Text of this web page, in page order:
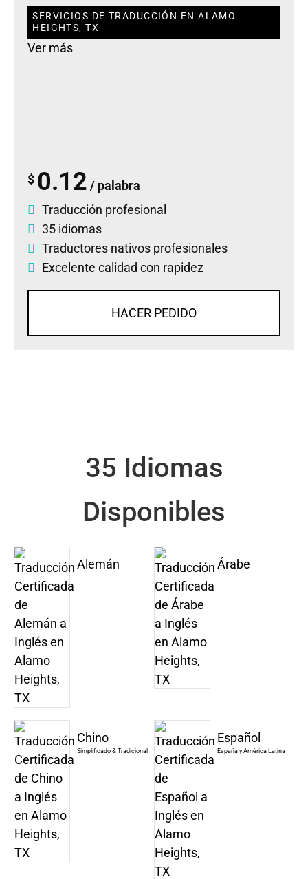
SERVICIOS DE TRADUCCIÓN EN ALAMO
HEIGHTS, TX
Ver más
$ 0.12 / palabra
Traducción profesional
35 idiomas
Traductores nativos profesionales
Excelente calidad con rapidez
HACER PEDIDO
35 Idiomas
Disponibles
Alemán Árabe
Chino
Simplificado & Tradicional
Español
España y América Latina